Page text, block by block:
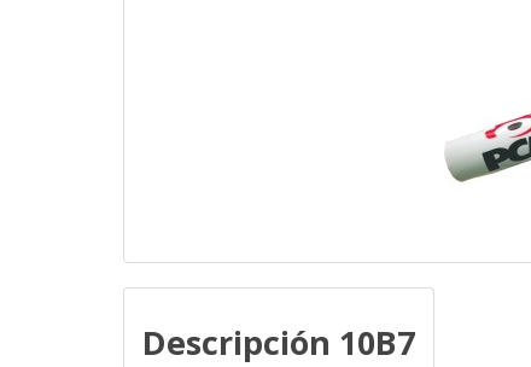
Descripción 10B7